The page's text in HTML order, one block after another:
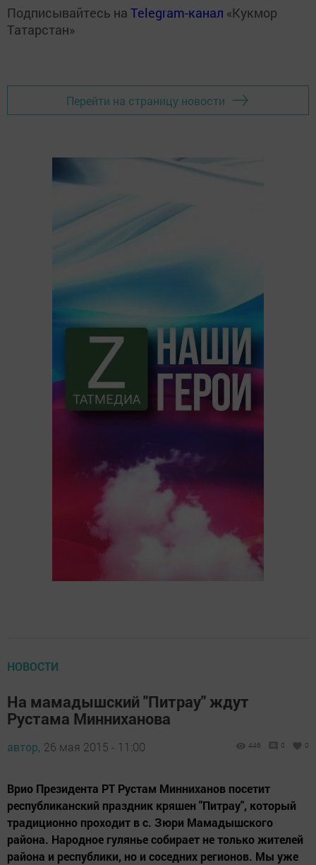
Подписывайтесь на Telegram-канал «Кукмор
Татарстан»
Перейти на страницу новости
НОВОСТИ
На мамадышский "Питрау" ждут
Рустама Минниханова
автор, 26 мая 2015 - 11:00 446 0 0
Врио Президента РТ Рустам Минниханов посетит
республиканский праздник кряшен "Питрау", который
традиционно проходит в с. Зюри Мамадышского
района. Народное гулянье собирает не только жителей
района и республики, но и соседних регионов. Мы уже